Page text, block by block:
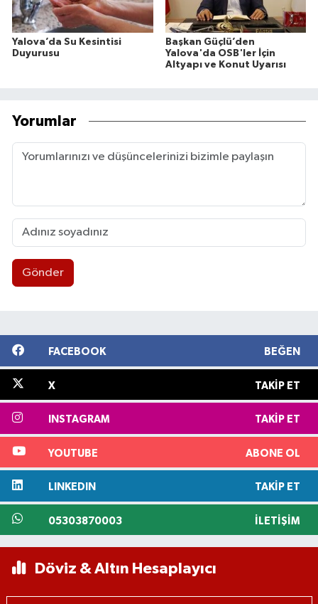
Yalova’da Su Kesintisi
Duyurusu
Başkan Güçlü’den
Yalova'da OSB'ler İçin
Altyapı ve Konut Uyarısı
Yorumlar
Gönder
FACEBOOK BEĞEN
X TAKIP ET
INSTAGRAM TAKIP ET
YOUTUBE ABONE OL
LINKEDIN TAKIP ET
05303870003 İLETIŞIM
Döviz & Altın Hesaplayıcı